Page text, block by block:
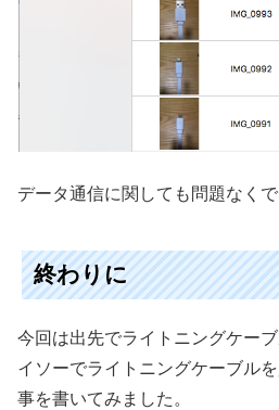
データ通信に関しても問題なくで
終わりに
今回は出先でライトニングケー
イソーでライトニングケーブル
事を書いてみました。